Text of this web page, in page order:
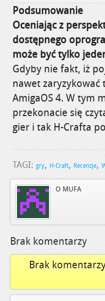
Podsumowanie
Oceniając z
dostępnego
może być tylko
Gdyby nie fakt, iż
nawet
AmigaOS 4. W tym
przekonacie się
gier i tak H-Crafta
TAGI: gry, H-Craft, Recenzje,
O MUFA
Brak komentarzy
Brak